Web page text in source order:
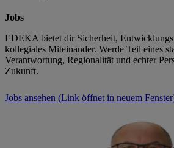
Jobs
EDEKA bietet dir Sicherheit,
kollegiales Miteinander. Werde Teil eines
Verantwortung, Regionalität und echter
Zukunft.
Jobs ansehen (Link öffnet in neuem